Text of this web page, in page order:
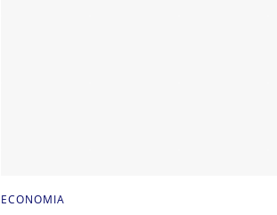
ECONOMIA